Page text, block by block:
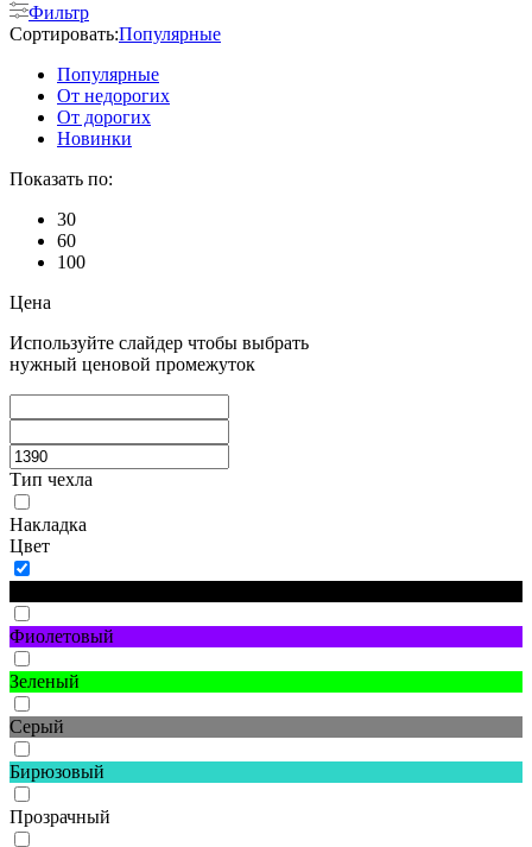
Фильтр
Сортировать:Популярные
Популярные
От недорогих
От дорогих
Новинки
Показать по:
30
60
100
Цена
Используйте слайдер чтобы выбрать
нужный ценовой промежуток
Тип чехла
Накладка
Цвет
Фиолетовый
Зеленый
Серый
Бирюзовый
Прозрачный